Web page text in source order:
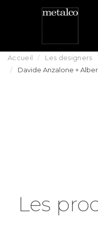
au
contenu
principal
Accueil
Les designers
Davide Anzalone +
Les